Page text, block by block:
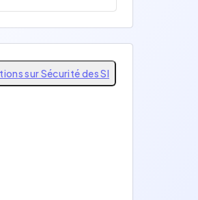
sur Sécurité des SI